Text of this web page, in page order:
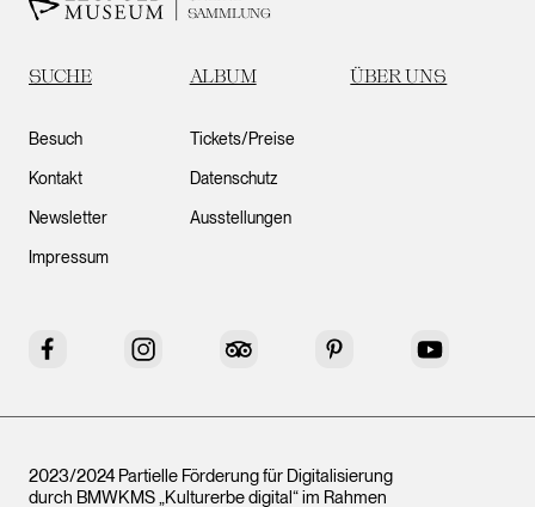
SAMMLUNG
SUCHE ALBUM ÜBER UNS
Besuch
Kontakt
Newsletter
Impressum
Tickets/Preise
Datenschutz
Ausstellungen
Facebook Instagram Tripadvisor Pinterest YouTube
2023/2024 Partielle Förderung für Digitalisierung
durch BMWKMS „Kulturerbe digital“ im Rahmen